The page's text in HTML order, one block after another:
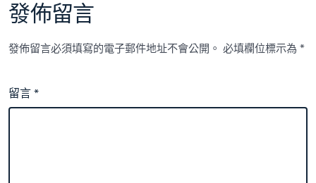
發佈留言
發佈留言必須填寫的電子郵件地址不會公開。 必填欄位標示為*
留言*